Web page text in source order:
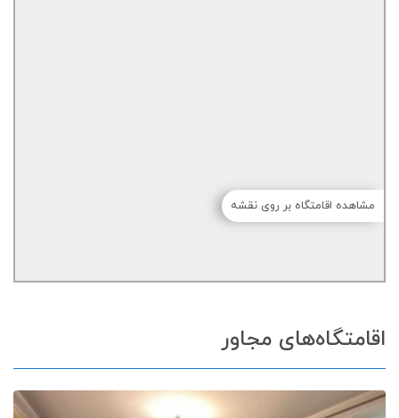
مشاهده اقامتگاه بر روی نقشه
اقامتگاه‌های مجاور